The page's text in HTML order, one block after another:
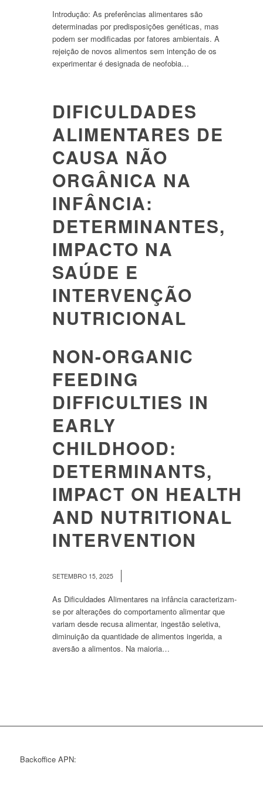
Introdução: As preferências alimentares são
determinadas por predisposições genéticas, mas
podem ser modificadas por fatores ambientais. A
rejeição de novos alimentos sem intenção de os
experimentar é designada de neofobia…
DIFICULDADES
ALIMENTARES DE
CAUSA NÃO
ORGÂNICA NA
INFÂNCIA:
DETERMINANTES,
IMPACTO NA
SAÚDE E
INTERVENÇÃO
NUTRICIONAL
NON-ORGANIC
FEEDING
DIFFICULTIES IN
EARLY
CHILDHOOD:
DETERMINANTS,
IMPACT ON HEALTH
AND NUTRITIONAL
INTERVENTION
SETEMBRO 15, 2025
As Dificuldades Alimentares na infância caracterizam-
se por alterações do comportamento alimentar que
variam desde recusa alimentar, ingestão seletiva,
diminuição da quantidade de alimentos ingerida, a
aversão a alimentos. Na maioria…
Backoffice APN: